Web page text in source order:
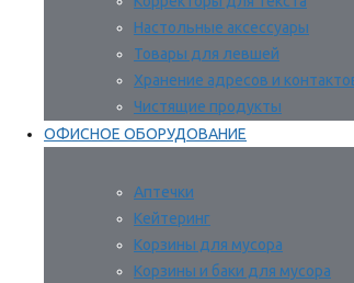
Настольные аксессуары
Товары для левшей
Хранение адресов и
Чистящие продукты
ОФИСНОЕ ОБОРУДОВАНИЕ
Аптечки
Кейтеринг
Корзины для мусора
Корзины и баки для мусора